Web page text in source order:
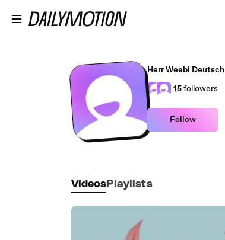
Herr Weebl Deutsch
15followers
Follow
Videos Playlists